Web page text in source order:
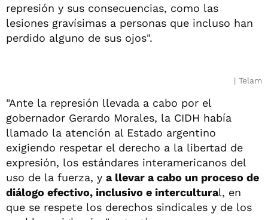
represión y sus consecuencias, como las
lesiones gravísimas a personas que incluso han
perdido alguno de sus ojos".
Telam
"Ante la represión llevada a cabo por el
gobernador Gerardo Morales, la CIDH había
llamado la atención al Estado argentino
exigiendo respetar el derecho a la libertad de
expresión, los estándares interamericanos del
uso de la fuerza, y a llevar a cabo un proceso de
diálogo efectivo, inclusivo e intercultural, en
que se respete los derechos sindicales y de los